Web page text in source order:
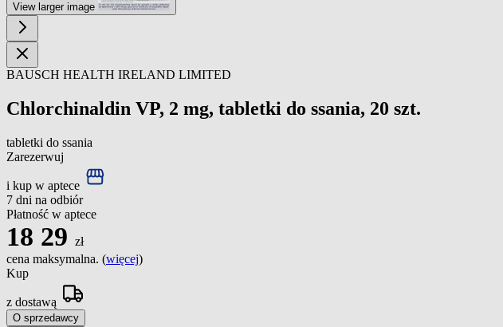
View larger image
BAUSCH HEALTH IRELAND LIMITED
Chlorchinaldin VP, 2 mg, tabletki do ssania, 20 szt.
tabletki do ssania
Zarezerwuj
i kup w aptece
7 dni na odbiór
Płatność w aptece
18 29 zł
cena maksymalna. (więcej)
Kup
z dostawą
O sprzedawcy